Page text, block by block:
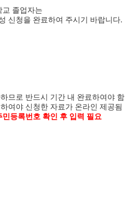
교 졸업자는
신청을 완료하여 주시기 바랍니다.
므로 반드시 기간 내 완료하여야 함
하여야 신청한 자료가 온라인 제공됨
등록번호 확인 후 입력 필요